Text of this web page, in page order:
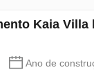
Kaia
Ano de